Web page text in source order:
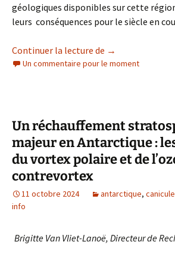
géologiques disponibles sur cette
leurs conséquences pour le siècle en
Continuer la lecture de Cycles solaires,
→
Un commentaire pour le moment
Un réchauffement
majeur en Antarctique :
du vortex polaire et de
contrevortex
11 octobre 2024 antarctique,
info
Brigitte Van Vliet-Lanoë, Directeur de